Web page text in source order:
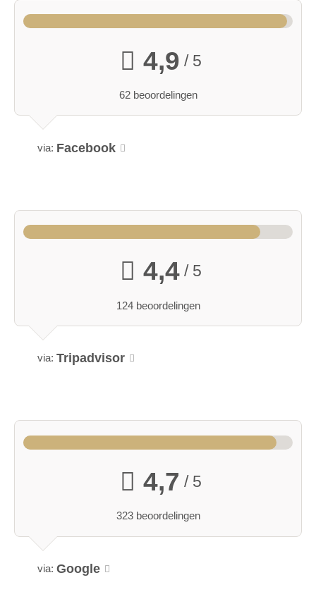
4,9 / 5
62 beoordelingen
via: Facebook
4,4/ 5
124 beoordelingen
via: Tripadvisor
4,7 / 5
323 beoordelingen
via: Google